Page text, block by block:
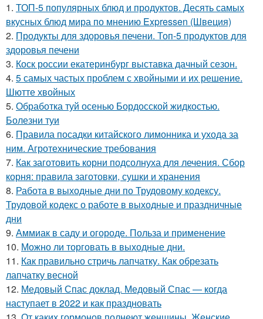
1. ТОП-5 популярных блюд и продуктов. Десять самых
вкусных блюд мира по мнению Expressen (Швеция)
2. Продукты для здоровья печени. Топ-5 продуктов для
здоровья печени
3. Коск россии екатеринбург выставка дачный сезон.
4. 5 самых частых проблем с хвойными и их решение.
Шютте хвойных
5. Обработка туй осенью Бордосской жидкостью.
Болезни туи
6. Правила посадки китайского лимонника и ухода за
ним. Агротехнические требования
7. Как заготовить корни подсолнуха для лечения. Сбор
корня: правила заготовки, сушки и хранения
8. Работа в выходные дни по Трудовому кодексу.
Трудовой кодекс о работе в выходные и праздничные
дни
9. Аммиак в саду и огороде. Польза и применение
10. Можно ли торговать в выходные дни.
11. Как правильно стричь лапчатку. Как обрезать
лапчатку весной
12. Медовый Спас доклад. Медовый Спас — когда
наступает в 2022 и как праздновать